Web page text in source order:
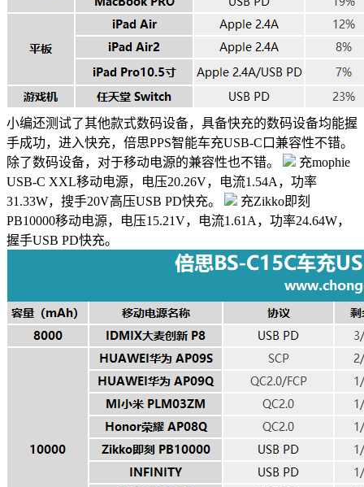
小编还测试了其他款式数码设备，具备快充的数码设备均能握
手成功，进入快充，倍思PPS智能车充USB-C口兼容性不错。
除了数码设备，对于移动电源的兼容性也不错。
充mophie
USB-C XXL移动电源，电压20.26V，电流1.54A，功率
31.33W，搜手20V高压USB PD快充。
充Zikko即刻
PB10000移动电源，电压15.21V，电流1.61A，功率24.64W，
握手USB PD快充。